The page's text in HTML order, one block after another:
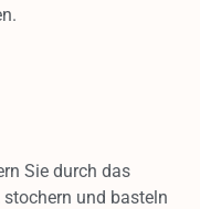
Sie durch das
stochern und basteln